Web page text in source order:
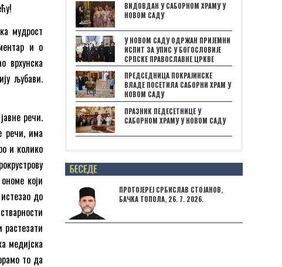
мудрост
и о
врхунска
љубави.
речи.
речи, има
и колико
који
до
медијска
то да
ВИДОВДАН У САБОРНОМ ХРАМУ У
НОВОМ САДУ
У НОВОМ САДУ ОДРЖАН ПРИЈЕМНИ
ИСПИТ ЗА УПИС У БОГОСЛОВИЈЕ
СРПСКЕ ПРАВОСЛАВНЕ ЦРКВЕ
ПРЕДСЕДНИЦА ПОКРАЈИНСКЕ
ВЛАДЕ ПОСЕТИЛА САБОРНИ ХРАМ У
НОВОМ САДУ
ПРАЗНИК ПЕДЕСЕТНИЦЕ У
САБОРНОМ ХРАМУ У НОВОМ САДУ
Posts not found
ПРОТОЈЕРЕЈ СРБИСЛАВ СТОЈАНОВ,
БАЧКА ТОПОЛА, 26. 7. 2026.